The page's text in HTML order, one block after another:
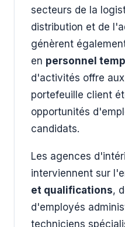
secteurs de la
distribution et de
génèrent
en personnel
d'activités offre
portefeuille client
opportunités
candidats.
Les agences
interviennent sur
et qualifications,
d'employés
techniciens